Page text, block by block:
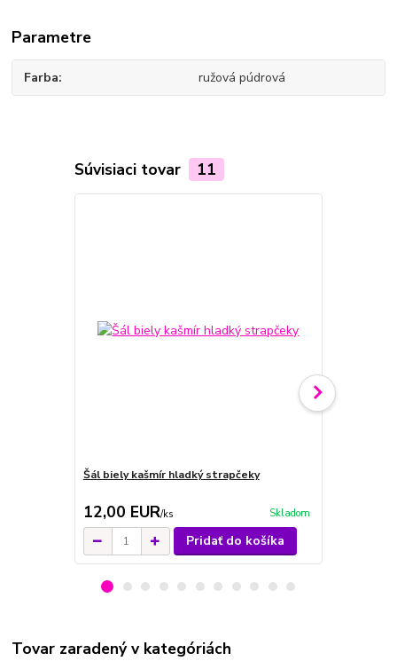
Parametre
Farba ružová púdrová
Súvisiaci tovar 11
Šál biely kašmír hladký strapčeky
12,00 EUR/ks Skladom
Pridať do košíka
Tovar zaradený v kategóriách